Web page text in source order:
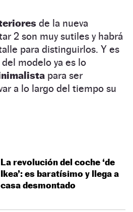
de la nueva
2 son muy sutiles y habrá
para distinguirlos. Y es
modelo ya es lo
para ser
a lo largo del tiempo su
La revolución del coche ‘de
Ikea’: es baratísimo y llega a
casa desmontado